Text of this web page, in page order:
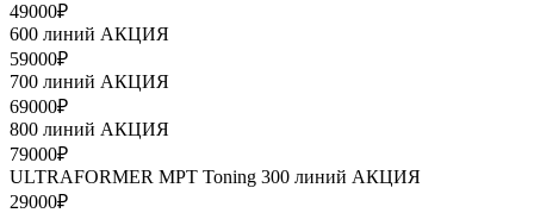
49000₽
600 линий АКЦИЯ
59000₽
700 линий АКЦИЯ
69000₽
800 линий АКЦИЯ
79000₽
ULTRAFORMER МРТ Toning 300 линий АКЦИЯ
29000₽